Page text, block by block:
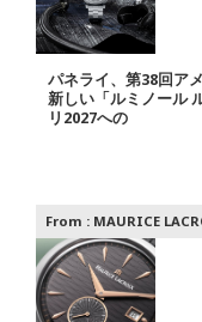
パネライ、第38回ア
新しい「ルミノール
リ2027への
From : MAURICE